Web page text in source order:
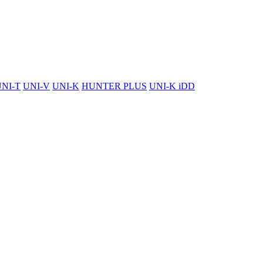
T UNI-V UNI-K HUNTER PLUS UNI-K iDD